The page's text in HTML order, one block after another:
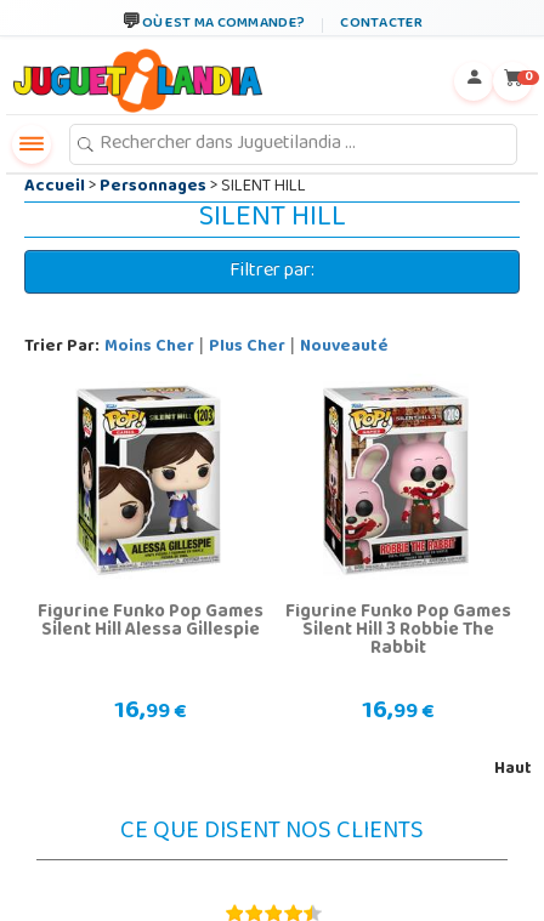
OÙ EST MA COMMANDE? CONTACTER
0
Accueil>Personnages> SILENT HILL
SILENT HILL
Filtrer par:
Trier Par: Moins Cher | Plus Cher | Nouveauté
Figurine Funko Pop Games
Silent Hill Alessa Gillespie
16,99 €
Figurine Funko Pop Games
Silent Hill 3 Robbie The
Rabbit
16,99 €
Haut
CE QUE DISENT NOS CLIENTS